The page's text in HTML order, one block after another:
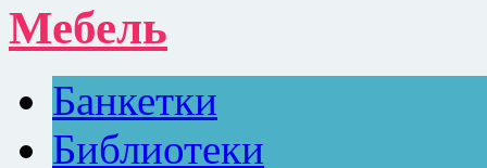
Мебель
Банкетки
Библиотеки